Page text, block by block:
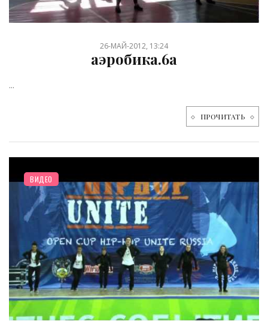
26-МАЙ-2012, 13:24
аэробика.6а
...
ПРОЧИТАТЬ
ВИДЕО